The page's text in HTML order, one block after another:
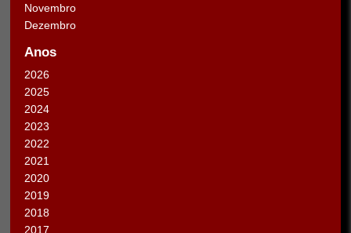
Novembro
Dezembro
Anos
2026
2025
2024
2023
2022
2021
2020
2019
2018
2017